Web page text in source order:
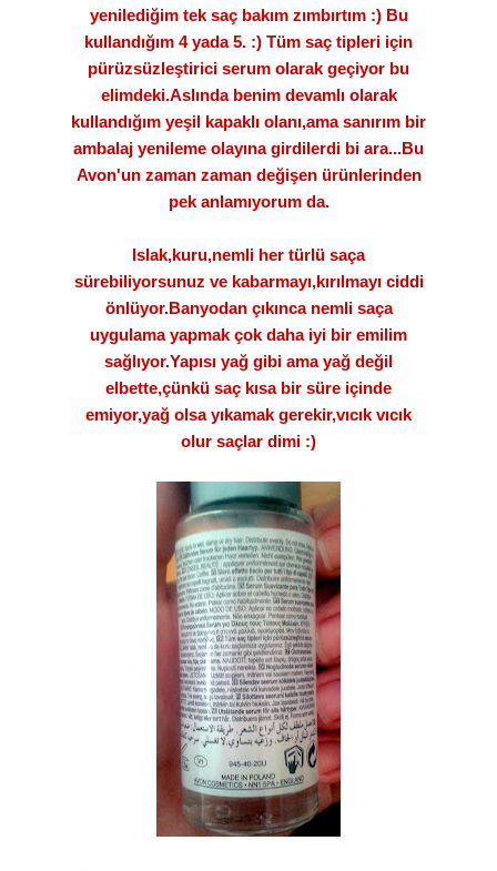
yenilediğim tek saç bakım zımbırtım :) Bu
kullandığım 4 yada 5. :) Tüm saç tipleri için
pürüzsüzleştirici serum olarak geçiyor bu
elimdeki.Aslında benim devamlı olarak
kullandığım yeşil kapaklı olanı,ama sanırım bir
ambalaj yenileme olayına girdilerdi bi ara...Bu
Avon'un zaman zaman değişen ürünlerinden
pek anlamıyorum da.
Islak,kuru,nemli her türlü saça
sürebiliyorsunuz ve kabarmayı,kırılmayı ciddi
önlüyor.Banyodan çıkınca nemli saça
uygulama yapmak çok daha iyi bir emilim
sağlıyor.Yapısı yağ gibi ama yağ değil
elbette,çünkü saç kısa bir süre içinde
emiyor,yağ olsa yıkamak gerekir,vıcık vıcık
olur saçlar dimi :)